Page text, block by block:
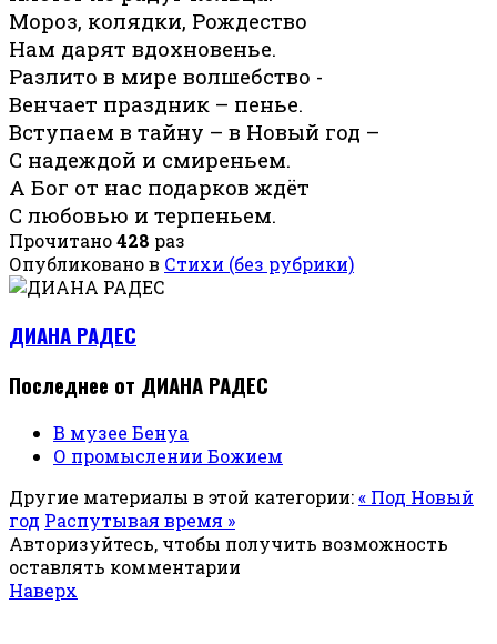
Мороз, колядки, Рождество
Нам дарят вдохновенье.
Разлито в мире волшебство -
Венчает праздник – пенье.
Вступаем в тайну – в Новый год –
С надеждой и смиреньем.
А Бог от нас подарков ждёт
С любовью и терпеньем.
Прочитано428 раз
Опубликовано в Стихи (без рубрики)
ДИАНА РАДЕС
Последнее от ДИАНА РАДЕС
В музее Бенуа
О промыслении Божием
Другие материалы в этой категории:« Под Новый
год Распутывая время »
Авторизуйтесь, чтобы получить возможность
оставлять комментарии
Наверх